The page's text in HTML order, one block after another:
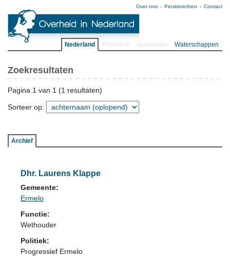
Over ons Persberichten Contact
Nederland Waterschappen
Zoekresultaten
Pagina 1 van 1 (1 resultaten)
Sorteer op:
Archief
Dhr. Laurens Klappe
Gemeente:
Ermelo
Functie:
Wethouder
Politiek:
Progressief Ermelo